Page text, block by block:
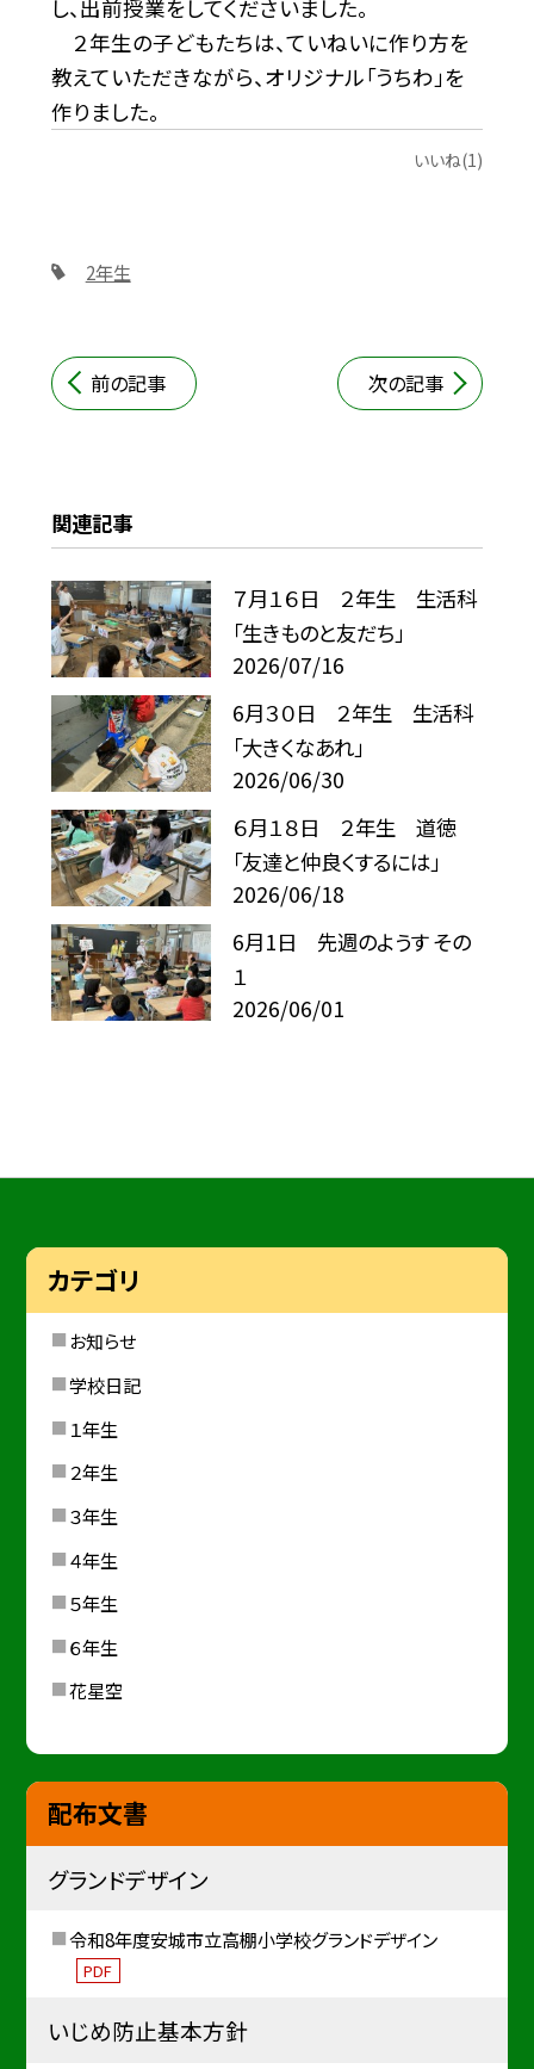
し、出前授業をしてくださいました。
２年生の子どもたちは、ていねいに作り方を
教えていただきながら、オリジナル「うちわ」を
作りました。
いいね(1)
2年生
前の記事 次の記事
関連記事
７月１６日 ２年生 生活科
「生きものと友だち」
2026/07/16
6月３０日 ２年生 生活科
「大きくなあれ」
2026/06/30
６月１８日 ２年生 道徳
「友達と仲良くするには」
2026/06/18
6月1日 先週のようす その
１
2026/06/01
カテゴリ
お知らせ
学校日記
１年生
２年生
３年生
４年生
５年生
６年生
花星空
配布文書
グランドデザイン
令和8年度安城市立高棚小学校グランドデザイン
PDF
いじめ防止基本方針